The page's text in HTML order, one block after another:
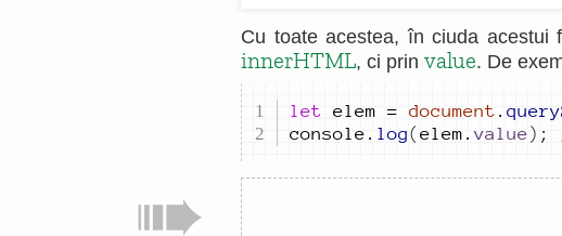
Cu toate acestea, în ciuda acestui
innerHTML, ci prin value. De
let elem = document .
console . log( elem . value) ;